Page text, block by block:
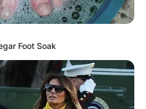
fundo do bojo, você vai
quanto possível na
final do segundo bojo,
Foot Soak